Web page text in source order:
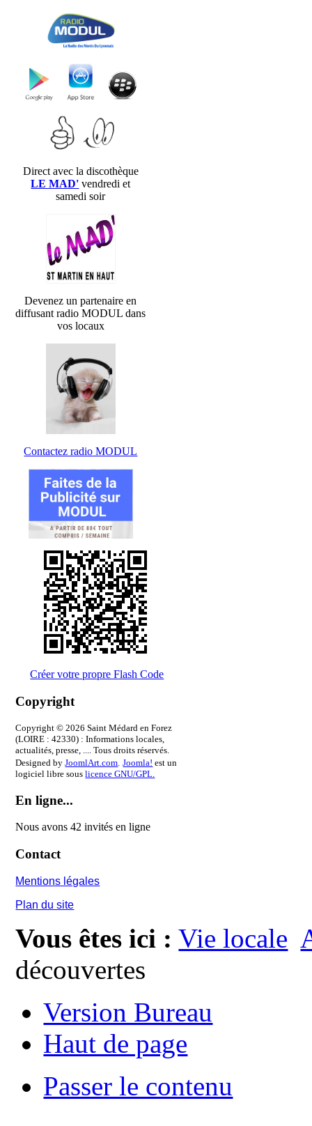
Direct avec la discothèque
LE MAD' vendredi et
samedi soir
Devenez un partenaire en
diffusant radio MODUL dans
vos locaux
Contactez radio MODUL
Créer votre propre Flash Code
Copyright
Copyright © 2026 Saint Médard en Forez
(LOIRE : 42330) : Informations locales,
actualités, presse, .... Tous droits réservés.
Designed byJoomlArt.com Joomla! est un
logiciel libre souslicence GNU/GPL.
En ligne...
Nous avons 42 invités en ligne
Contact
Mentions légales
Plan du site
Vous êtes ici : Vie locale
découvertes
Version Bureau
Haut de page
Passer le contenu